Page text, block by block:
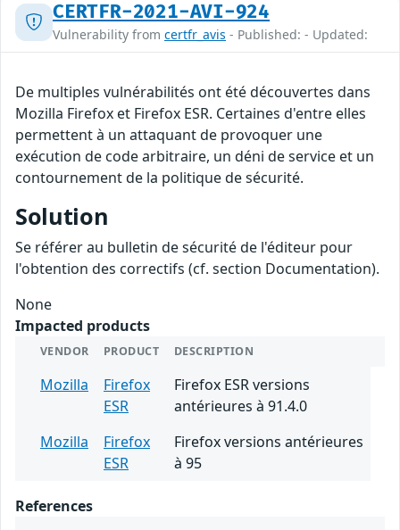
CERTFR-2021-AVI-924
Vulnerability from certfr_avis - Published: - Updated:
De multiples vulnérabilités ont été découvertes dans
Mozilla Firefox et Firefox ESR. Certaines d'entre elles
permettent à un attaquant de provoquer une
exécution de code arbitraire, un déni de service et un
contournement de la politique de sécurité.
Solution
Se référer au bulletin de sécurité de l'éditeur pour
l'obtention des correctifs (cf. section Documentation).
None
Impacted products
VENDOR PRODUCT DESCRIPTION
Mozilla
Firefox
ESR
Firefox ESR versions
antérieures à 91.4.0
Mozilla
Firefox
ESR
Firefox versions antérieures
à 95
References